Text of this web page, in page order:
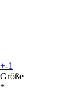
+-1
Größe
*